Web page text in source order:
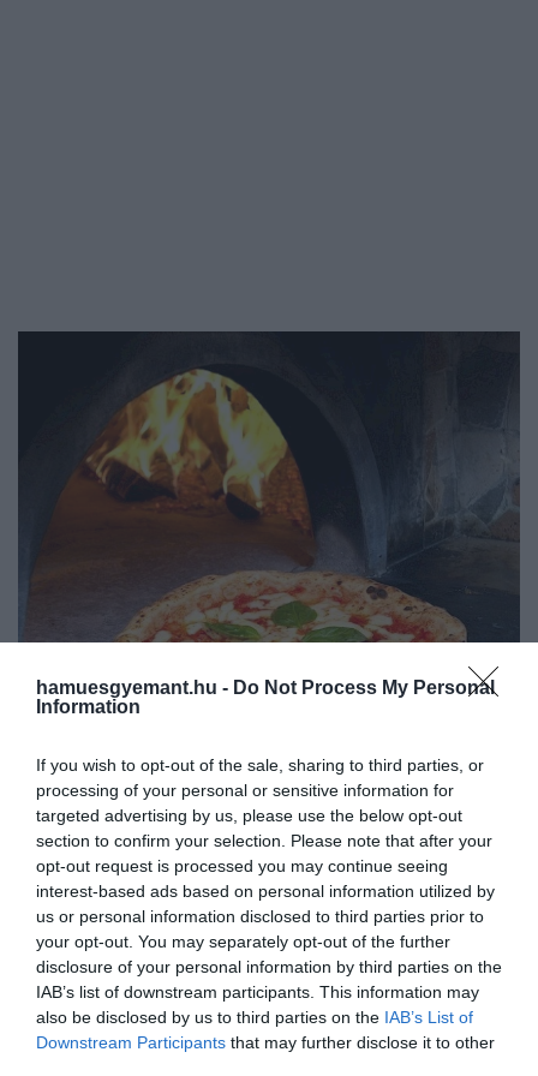
hamuesgyemant.hu - Do Not Process My Personal
Information
If you wish to opt-out of the sale, sharing to third parties, or
processing of your personal or sensitive information for
targeted advertising by us, please use the below opt-out
section to confirm your selection. Please note that after your
opt-out request is processed you may continue seeing
interest-based ads based on personal information utilized by
us or personal information disclosed to third parties prior to
your opt-out. You may separately opt-out of the further
disclosure of your personal information by third parties on the
IAB’s list of downstream participants. This information may
also be disclosed by us to third parties on the IAB’s List of
Downstream Participants that may further disclose it to other
Rendkívül kevesen lehetnek a világon,
akik nem szeretik a pizzát. Ez persze azért
is alakulhatott így, mert se szeri, se száma
annak, hányféle pizzából válogathatunk.
Vannak, akik a nápolyi vagy római típust
kedvelik, de egyre többen szeretnek bele
a chicagói deep dish-be is. A Time Out
most…
2025. MÁRCIUS 10. ● HAMU ÉS GYÉMÁNT
Senkit nem fog meglepni, hol
kapjuk a világ legjobb pizzáját